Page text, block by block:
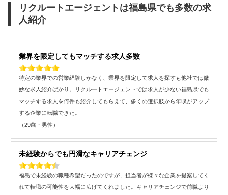
リクルートエージェントは福島県でも多数の求
人紹介
業界を限定してもマッチする求人多数
特定の業界での営業経験しかなく、業界を限定して求人を探すも他社では微
妙な求人紹介ばかり。リクルートエージェントでは求人が少ない福島県でも
マッチする求人を何件も紹介してもらえて、多くの選択肢から年収がアップ
する企業に転職できた。
（29歳・男性）
未経験からでも円滑なキャリアチェンジ
福島で未経験の職種希望だったのですが、担当者が様々な企業を提案してく
れて転職の可能性を大幅に広げてくれました。キャリアチェンジで前職より